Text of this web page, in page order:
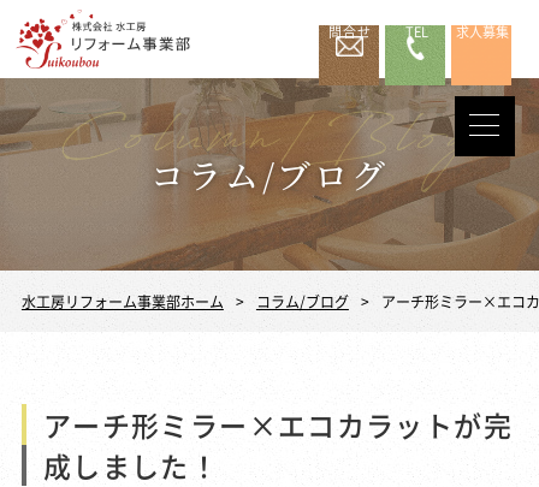
問合せ TEL 求人募集
コラム/ブログ
水工房リフォーム事業部ホーム コラム/ブログ アーチ形ミラー×エコ
アーチ形ミラー×エコカラットが完
成しました！